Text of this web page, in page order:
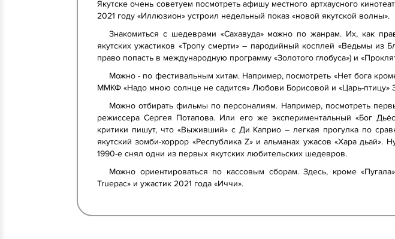
Якутске очень советуем посмотреть афишу местного артхаусного
2021 году «Иллюзион» устроил недельный показ «новой якутской волны».
Знакомиться с шедеврами «Сахавуда» можно по жанрам. Их, как
якутских ужастиков «Тропу смерти» – пародийный косплей «Ведьмы из
право попасть в международную программу «Золотого глобуса») и
Можно - по фестивальным хитам. Например, посмотреть «Нет бога
ММКФ «Надо мною солнце не садится» Любови Борисовой и «Царь-птицу»
Можно отбирать фильмы по персоналиям. Например, посмотреть
режиссера Сергея Потапова. Или его же экспериментальный «Бог
критики пишут, что «Выживший» с Ди Каприо – легкая прогулка по
якутский зомби-хоррор «Республика Z» и альманах ужасов «Хара
1990-е снял одни из первых якутских любительских шедевров.
Можно ориентироваться по кассовым сборам. Здесь, кроме
Truepac» и ужастик 2021 года «Иччи».